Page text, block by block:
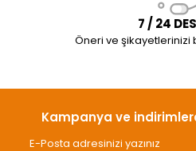
7 / 24
Öneri ve şikayetlerinizi
Kampanya ve